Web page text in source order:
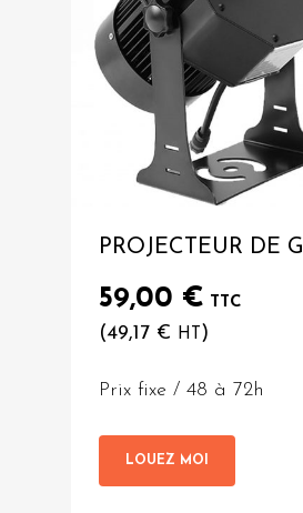
PROJECTEUR DE
59,00 € TTC
(49,17 € HT )
Prix fixe / 48 à 72h
LOUEZ MOI